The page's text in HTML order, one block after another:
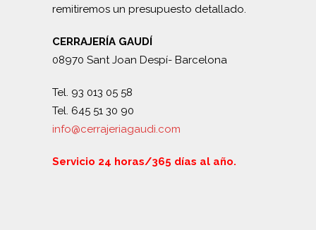
remitiremos un presupuesto detallado.
CERRAJERÍA GAUDÍ
08970 Sant Joan Despí- Barcelona
Tel. 93 013 05 58
Tel. 645 51 30 90
info@cerrajeriagaudi.com
Servicio 24 horas/365 días al año.